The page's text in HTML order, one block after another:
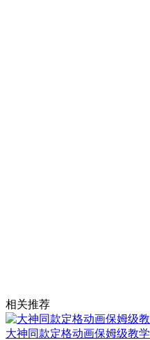
相关推荐
大神同款定格动画保姆级教学